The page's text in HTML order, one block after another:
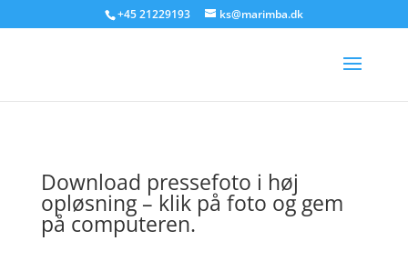
+45 21229193 ks@marimba.dk
Download pressefoto i høj
opløsning – klik på foto og gem
på computeren.